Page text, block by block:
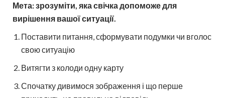
Мета: зрозуміти, яка свічка допоможе для
вирішення вашої ситуації.
Поставити питання, сформувати подумки чи вголос
свою ситуацію
Витягти з колоди одну карту
Спочатку дивимося зображення і що перше